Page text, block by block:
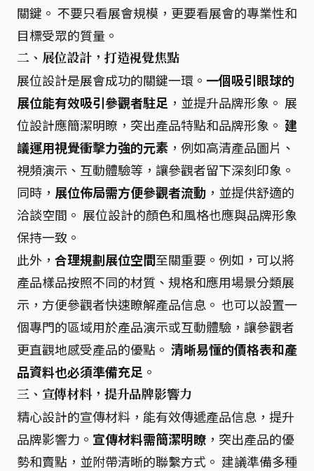
關鍵。 不要只看展會規模，更要看展會的專業性和
目標受眾的質量。
二、展位設計，打造視覺焦點
展位設計是展會成功的關鍵一環。 一個吸引眼球的
展位能有效吸引參觀者駐足 ，並提升品牌形象。 展
位設計應簡潔明瞭，突出產品特點和品牌形象。 建
議運用視覺衝擊力強的元素 ，例如高清產品圖片、
視頻演示、互動體驗等，讓參觀者留下深刻印象。
同時， 展位佈局需方便參觀者流動 ，並提供舒適的
洽談空間。 展位設計的顏色和風格也應與品牌形象
保持一致。
此外， 合理規劃展位空間至關重要。例如，可以將
產品樣品按照不同的材質、規格和應用場景分類展
示，方便參觀者快速瞭解產品信息。 也可以設置一
個專門的區域用於產品演示或互動體驗，讓參觀者
更直觀地感受產品的優點。 清晰易懂的價格表和產
品資料也必須準備充足 。
三、宣傳材料，提升品牌影響力
精心設計的宣傳材料，能有效傳遞產品信息，提升
品牌影響力。 宣傳材料需簡潔明瞭 ，突出產品的優
勢和賣點，並附帶清晰的聯繫方式。 建議準備多種